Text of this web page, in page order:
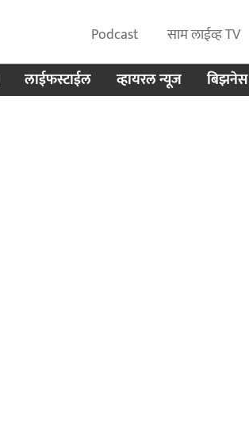
Podcast साम लाईव्ह TV
लाईफस्टाईल व्हायरल न्यूज बिझनेस